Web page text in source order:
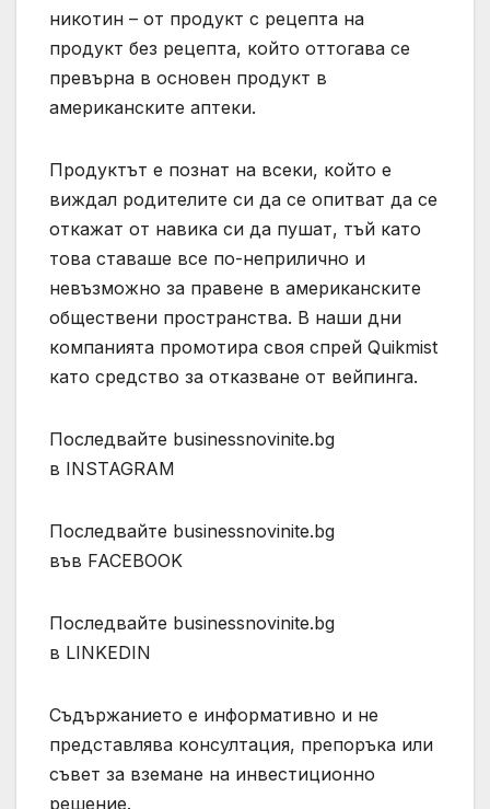
никотин – от продукт с рецепта на
продукт без рецепта, който оттогава се
превърна в основен продукт в
американските аптеки.
Продуктът е познат на всеки, който е
виждал родителите си да се опитват да се
откажат от навика си да пушат, тъй като
това ставаше все по-неприлично и
невъзможно за правене в американските
обществени пространства. В наши дни
компанията промотира своя спрей Quikmist
като средство за отказване от вейпинга.
Последвайте businessnovinite.bg
в INSTAGRAM
Последвайте businessnovinite.bg
във FACEBOOK
Последвайте businessnovinite.bg
в LINKEDIN
Съдържанието е информативно и не
представлява консултация, препоръка или
съвет за вземане на инвестиционно
решение.